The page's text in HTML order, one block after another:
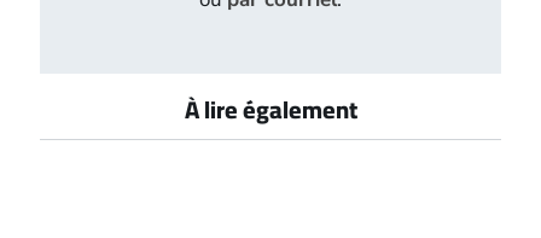
À lire également